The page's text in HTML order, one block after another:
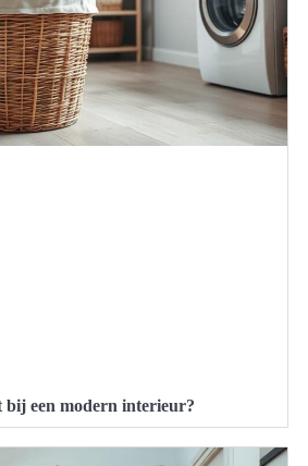
bij een modern interieur?